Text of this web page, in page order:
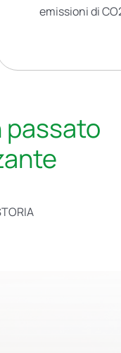
emissioni di
passato